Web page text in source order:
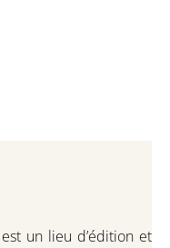
un lieu d’édition et